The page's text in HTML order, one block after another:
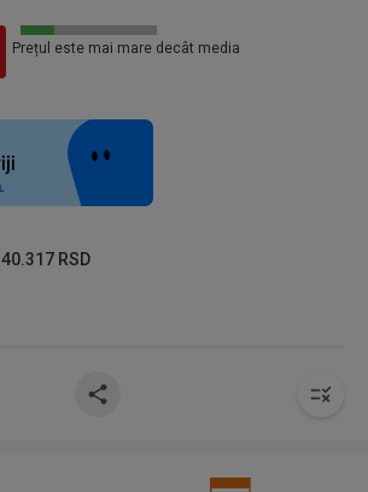
Prețul este mai mare decât media
40.317 RSD